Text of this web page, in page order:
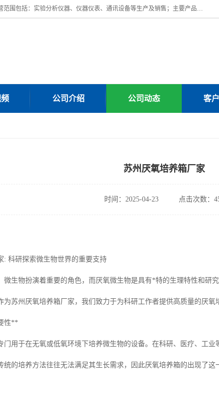
上海川纳实验仪器有限公司成立于2023年，注册地位于上海市奉贤区。经营范围包括：实验分析仪器、仪器仪表、通讯设备等生产及销售；主要产品有：全自动微量分液仪，一体化蒸馏仪，氟化物蒸馏仪，培养箱干燥箱，人工气候箱，生化培养箱，二氧化碳培养箱，厌氧培养箱，三气培养箱，光照培养箱等。
公司介绍 公司动态 客
苏州厌氧培养箱厂家
时间：2025-04-23 点击次数：
: 科研探索微生物世界的重要支持
微生物扮演着重要的角色，而厌氧微生物是具有*特的生理特性和研
为苏州厌氧培养箱厂家，我们致力于为科研工作者提供高质量的厌氧
性**
门用于在无氧或低氧环境下培养微生物的设备。在科研、医疗、工
统的培养方法往往无法满足其生长需求，因此厌氧培养箱的出现了